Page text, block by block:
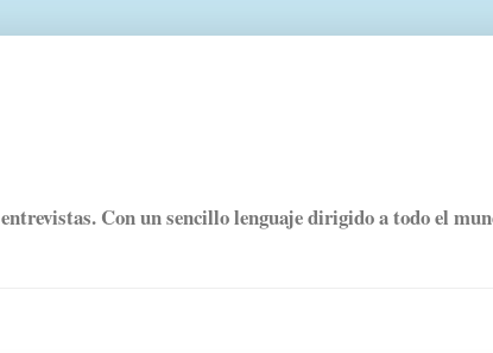
Con un sencillo lenguaje dirigido a todo el